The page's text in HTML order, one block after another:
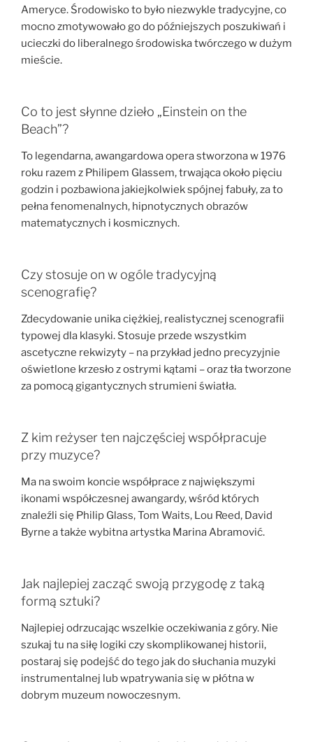
Ameryce. Środowisko to było niezwykle tradycyjne, co
mocno zmotywowało go do późniejszych poszukiwań i
ucieczki do liberalnego środowiska twórczego w dużym
mieście.
Co to jest słynne dzieło „Einstein on the
Beach”?
To legendarna, awangardowa opera stworzona w 1976
roku razem z Philipem Glassem, trwająca około pięciu
godzin i pozbawiona jakiejkolwiek spójnej fabuły, za to
pełna fenomenalnych, hipnotycznych obrazów
matematycznych i kosmicznych.
Czy stosuje on w ogóle tradycyjną
scenografię?
Zdecydowanie unika ciężkiej, realistycznej scenografii
typowej dla klasyki. Stosuje przede wszystkim
ascetyczne rekwizyty – na przykład jedno precyzyjnie
oświetlone krzesło z ostrymi kątami – oraz tła tworzone
za pomocą gigantycznych strumieni światła.
Z kim reżyser ten najczęściej współpracuje
przy muzyce?
Ma na swoim koncie współprace z największymi
ikonami współczesnej awangardy, wśród których
znaleźli się Philip Glass, Tom Waits, Lou Reed, David
Byrne a także wybitna artystka Marina Abramović.
Jak najlepiej zacząć swoją przygodę z taką
formą sztuki?
Najlepiej odrzucając wszelkie oczekiwania z góry. Nie
szukaj tu na siłę logiki czy skomplikowanej historii,
postaraj się podejść do tego jak do słuchania muzyki
instrumentalnej lub wpatrywania się w płótna w
dobrym muzeum nowoczesnym.